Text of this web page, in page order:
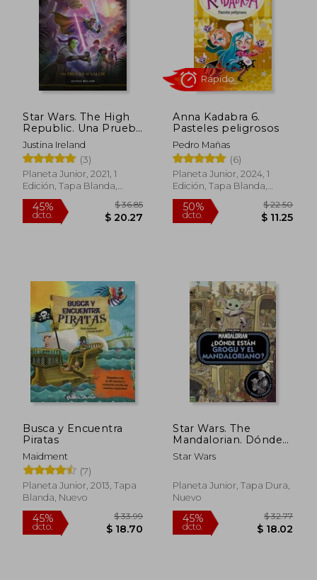
Star Wars. The High
Republic. Una Prueba
de Valor
Justina Ireland
(3)
Planeta Junior, 2021, 1
Edición, Tapa Blanda,
Nuevo
Anna Kadabra 6.
Pasteles peligrosos
Pedro Mañas
(6)
Planeta Junior, 2024, 1
Edición, Tapa Blanda,
Nuevo
Busca y Encuentra
Piratas
Maidment
(7)
Planeta Junior, 2013, Tapa
Blanda, Nuevo
Star Wars. The
Mandalorian. Dónde
Están Grogu y el
Mandaloriano?
Star Wars
Planeta Junior, Tapa Dura,
Nuevo